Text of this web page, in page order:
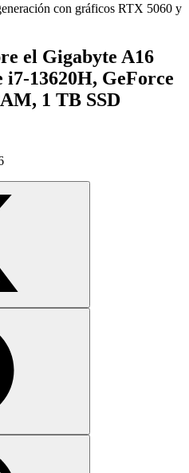
con gráficos RTX 5060 y
el Gigabyte A16
13620H, GeForce
1 TB SSD